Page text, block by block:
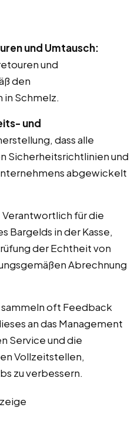
und Umtausch:
und
den
Schmelz.
und
dass alle
Sicherheitsrichtlinien und
abgewickelt
Verantwortlich für die
Bargelds in der Kasse,
der Echtheit von
Abrechnung
sammeln oft Feedback
an das Management
Service und die
Vollzeitstellen,
zu verbessern.